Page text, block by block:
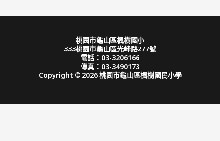
桃園市龜山區楓樹國小
333桃園市龜山區光峰路277號
電話：03-3206166
傳真：03-3490173
Copyright © 2026 桃園市龜山區楓樹國民小學